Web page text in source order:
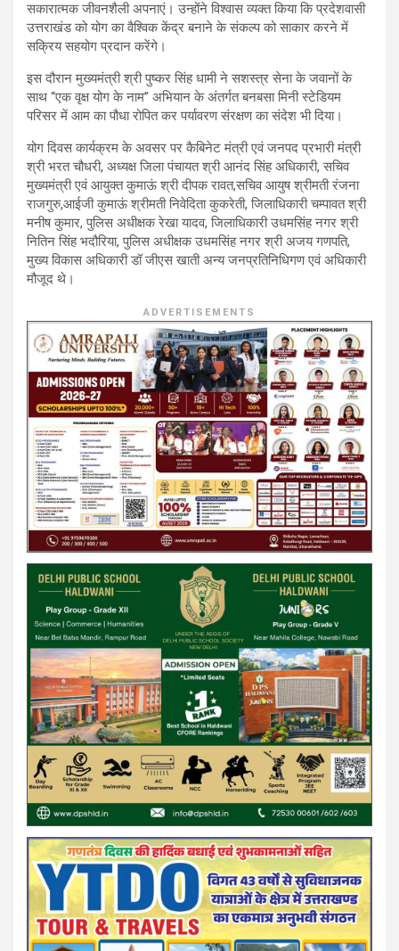
सकारात्मक जीवनशैली अपनाएं। उन्होंने विश्वास व्यक्त किया कि प्रदेशवासी
उत्तराखंड को योग का वैश्विक केंद्र बनाने के संकल्प को साकार करने में
सक्रिय सहयोग प्रदान करेंगे।
इस दौरान मुख्यमंत्री श्री पुष्कर सिंह धामी ने सशस्त्र सेना के जवानों के
साथ “एक वृक्ष योग के नाम” अभियान के अंतर्गत बनबसा मिनी स्टेडियम
परिसर में आम का पौधा रोपित कर पर्यावरण संरक्षण का संदेश भी दिया।
योग दिवस कार्यक्रम के अवसर पर कैबिनेट मंत्री एवं जनपद प्रभारी मंत्री
श्री भरत चौधरी, अध्यक्ष जिला पंचायत श्री आनंद सिंह अधिकारी, सचिव
मुख्यमंत्री एवं आयुक्त कुमाऊं श्री दीपक रावत,सचिव आयुष श्रीमती रंजना
राजगुरु,आईजी कुमाऊं श्रीमती निवेदिता कुकरेती, जिलाधिकारी चम्पावत श्री
मनीष कुमार, पुलिस अधीक्षक रेखा यादव, जिलाधिकारी उधमसिंह नगर श्री
नितिन सिंह भदौरिया, पुलिस अधीक्षक उधमसिंह नगर श्री अजय गणपति,
मुख्य विकास अधिकारी डॉ जीएस खाती अन्य जनप्रतिनिधिगण एवं अधिकारी
मौजूद थे।
ADVERTISEMENTS